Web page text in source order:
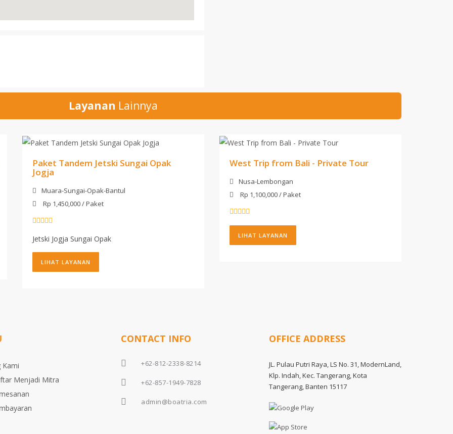
Layanan Lainnya
Paket Tandem Jetski Sungai Opak
Jogja
Muara-Sungai-Opak-Bantul
Rp 1,450,000 / Paket
Jetski Jogja Sungai Opak
LIHAT LAYANAN
West Trip from Bali - Private Tour
Nusa-Lembongan
Rp 1,100,000 / Paket
LIHAT LAYANAN
Kami
Menjadi Mitra
CONTACT INFO
+62-812-2338-8214
+62-857-1949-7828
admin@boatria.com
OFFICE ADDRESS
JL. Pulau Putri Raya, LS No. 31, ModernLand,
Klp. Indah, Kec. Tangerang, Kota
Tangerang, Banten 15117